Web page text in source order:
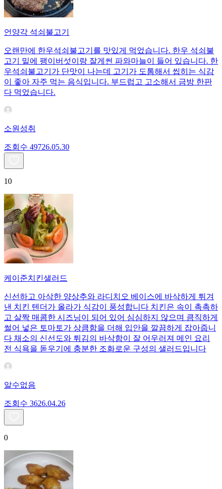
언양각 석쇠불고기
오랜만에 한우석쇠불고기를 맛있게 먹었습니다. 한우 석쇠불
고기 밑에 팽이버섯이랑 잘게썬 파와마늘이 들어 있습니다. 한
우석쇠불고기가 단맛이 나는데 고기가 도톰해서 씹히는 식감
이 좋아 자주 먹는 음식입니다. 부드럽고 고소해서 금방 한판
다 먹었습니다.
소원성취
조회수 49726.05.30
10
케이준치킨샐러드
신선하고 아삭한 양상추와 라디치오 베이스에 바삭하게 튀겨
낸 치킨 텐더가 올라가 식감이 풍성합니다 치킨은 속이 촉촉하
고 살짝 매콤한 시즈닝이 되어 있어 심심하지 않으며 큼직하게
썰어 넣은 토마토가 상큼함을 더해 입안을 깔끔하게 잡아줍니
다 채소의 신선도와 튀김의 바삭함이 잘 어우러져 메인 요리
전 식욕을 돋우기에 충분한 조화로운 구성의 샐러드입니다
알수없음
조회수 3626.04.26
0